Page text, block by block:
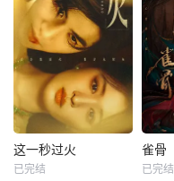
这一秒过火
已完结
雀骨
已完结